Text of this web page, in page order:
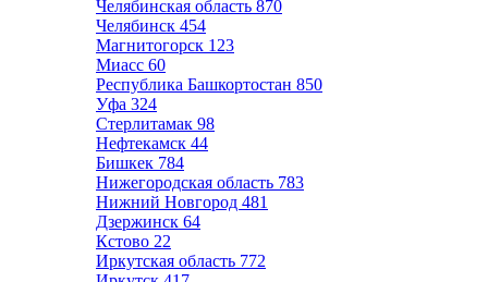
Челябинская область 870
Челябинск 454
Магнитогорск 123
Миасс 60
Республика Башкортостан 850
Уфа 324
Стерлитамак 98
Нефтекамск 44
Бишкек 784
Нижегородская область 783
Нижний Новгород 481
Дзержинск 64
Кстово 22
Иркутская область 772